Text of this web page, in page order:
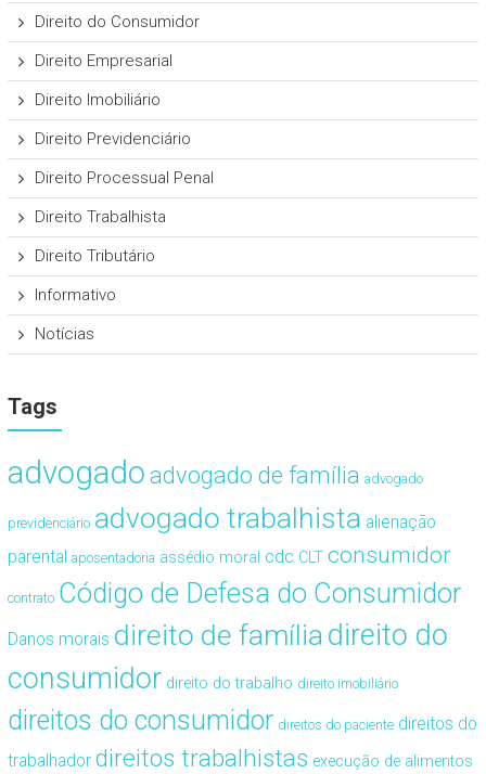
Direito do Consumidor
Direito Empresarial
Direito Imobiliário
Direito Previdenciário
Direito Processual Penal
Direito Trabalhista
Direito Tributário
Informativo
Notícias
Tags
advogado advogado de família advogado
previdenciário advogado trabalhista alienação
parental aposentadoria assédio moral cdc CLT consumidor
contrato Código de Defesa do Consumidor
Danos morais direito de famíliadireito do
consumidor direito do trabalho direito imobiliário
direitos do consumidor direitos do paciente direitos do
trabalhador direitos trabalhistas execução de alimentos